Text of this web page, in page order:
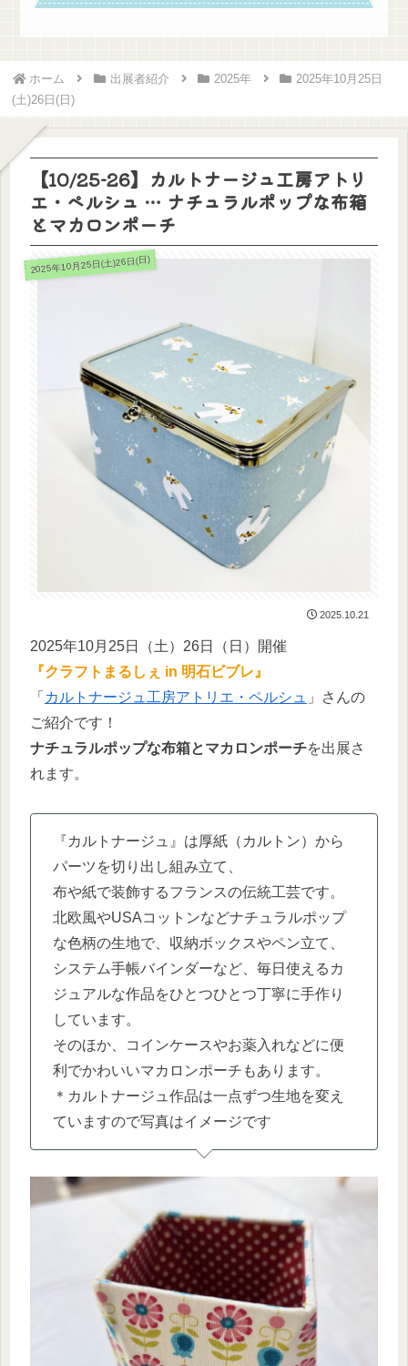
ホーム 出展者紹介 2025年
2025年10月25日
(土)26日(日)
【10/25-26】カルトナージュ工房アトリ
エ・ペルシュ … ナチュラルポップな布箱
とマカロンポーチ
2025年10月25日(土)26日(日)
2025.10.21
2025年10月25日（土）26日（日）開催
『クラフトまるしぇ in 明石ビブレ』
「 カルトナージュ工房アトリエ・ペルシュ
」さんの
ご紹介です！
ナチュラルポップな布箱とマカロンポーチを出展さ
れます。
『カルトナージュ』は厚紙（カルトン）から
パーツを切り出し組み立て、
布や紙で装飾するフランスの伝統工芸です。
北欧風やUSAコットンなどナチュラルポップ
な色柄の生地で、収納ボックスやペン立て、
システム手帳バインダーなど、毎日使えるカ
ジュアルな作品をひとつひとつ丁寧に手作り
しています。
そのほか、コインケースやお薬入れなどに便
利でかわいいマカロンポーチもあります。
＊カルトナージュ作品は一点ずつ生地を変え
ていますので写真はイメージです